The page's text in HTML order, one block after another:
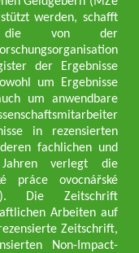
werden, schafft
die von der
der Ergebnisse
um Ergebnisse
um anwendbare
in rezensierten
fachlichen und
verlegt die
práce ovocnářské
Die Zeitschrift
Arbeiten auf
Zeitschrift,
Non-Impact-